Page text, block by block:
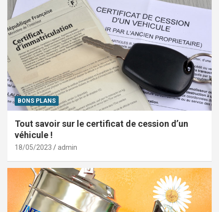
BONS PLANS
Tout savoir sur le certificat de cession d’un
véhicule !
18/05/2023 admin